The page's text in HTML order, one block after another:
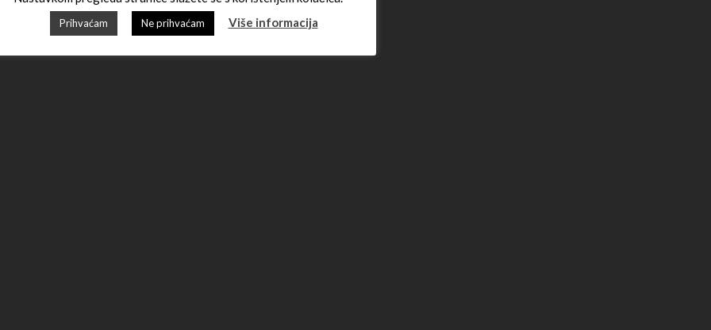
Prihvaćam Ne prihvaćam Više informacija